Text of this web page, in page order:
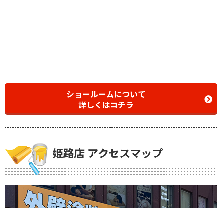
ショールームについて
詳しくはコチラ
姫路店 アクセスマップ